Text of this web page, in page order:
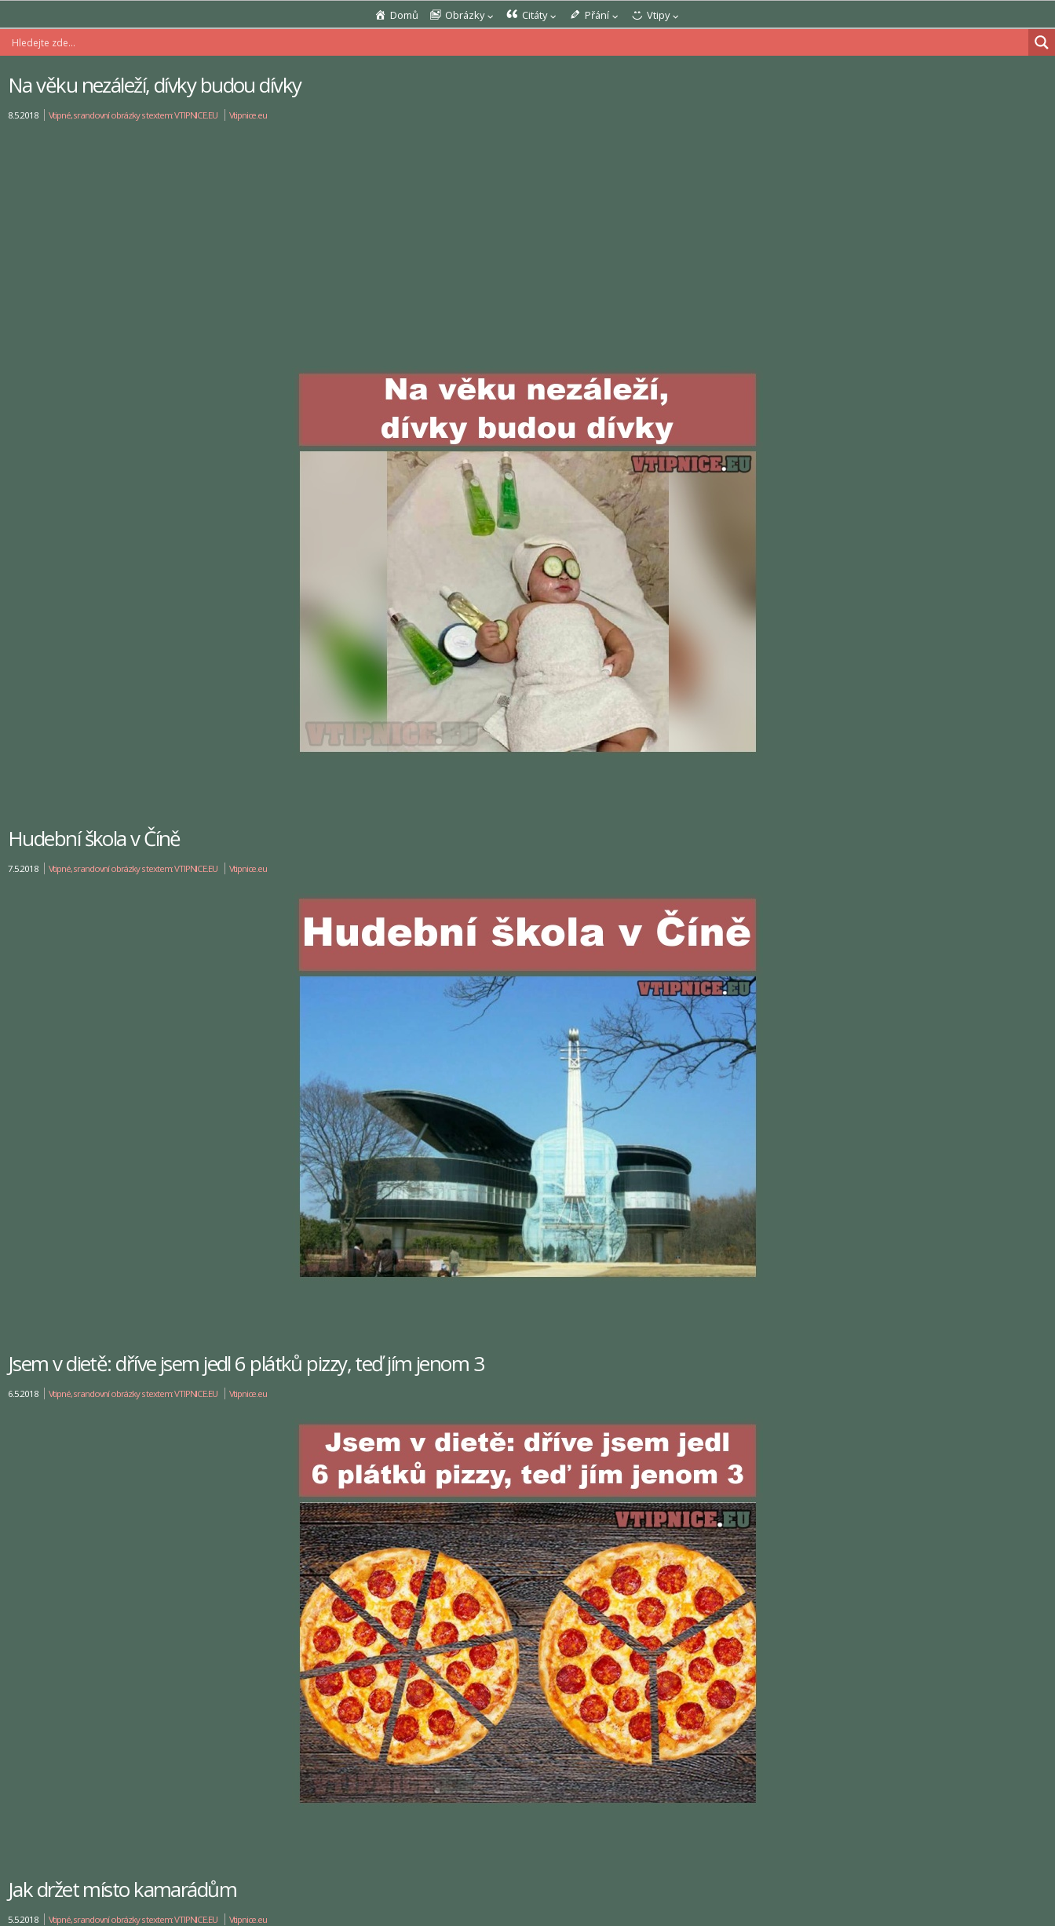
Domů Obrázky Citáty Přání Vtipy
Na věku nezáleží, dívky budou dívky
8.5.2018 Vtipné, srandovní obrázky s textem: VTIPNICE.EU Vtipnice.eu
Hudební škola v Číně
7.5.2018 Vtipné, srandovní obrázky s textem: VTIPNICE.EU Vtipnice.eu
Jsem v dietě: dříve jsem jedl 6 plátků pizzy, teď jím jenom 3
6.5.2018 Vtipné, srandovní obrázky s textem: VTIPNICE.EU Vtipnice.eu
Jak držet místo kamarádům
5.5.2018 Vtipné, srandovní obrázky s textem: VTIPNICE.EU Vtipnice.eu